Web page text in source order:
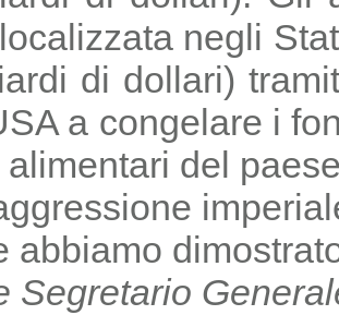
negli
di dollari)
a congelare i
del
abbiamo
Segretario